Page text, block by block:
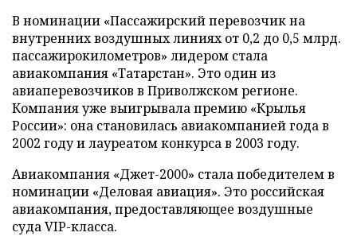
В номинации «Пассажирский перевозчик на
внутренних воздушных линиях от 0,2 до 0,5 млрд.
пассажирокилометров» лидером стала
авиакомпания «Татарстан». Это один из
авиаперевозчиков в Приволжском регионе.
Компания уже выигрывала премию «Крылья
России»: она становилась авиакомпанией года в
2002 году и лауреатом конкурса в 2003 году.
Авиакомпания «Джет-2000» стала победителем в
номинации «Деловая авиация». Это российская
авиакомпания, предоставляющее воздушные
суда VIP-класса.